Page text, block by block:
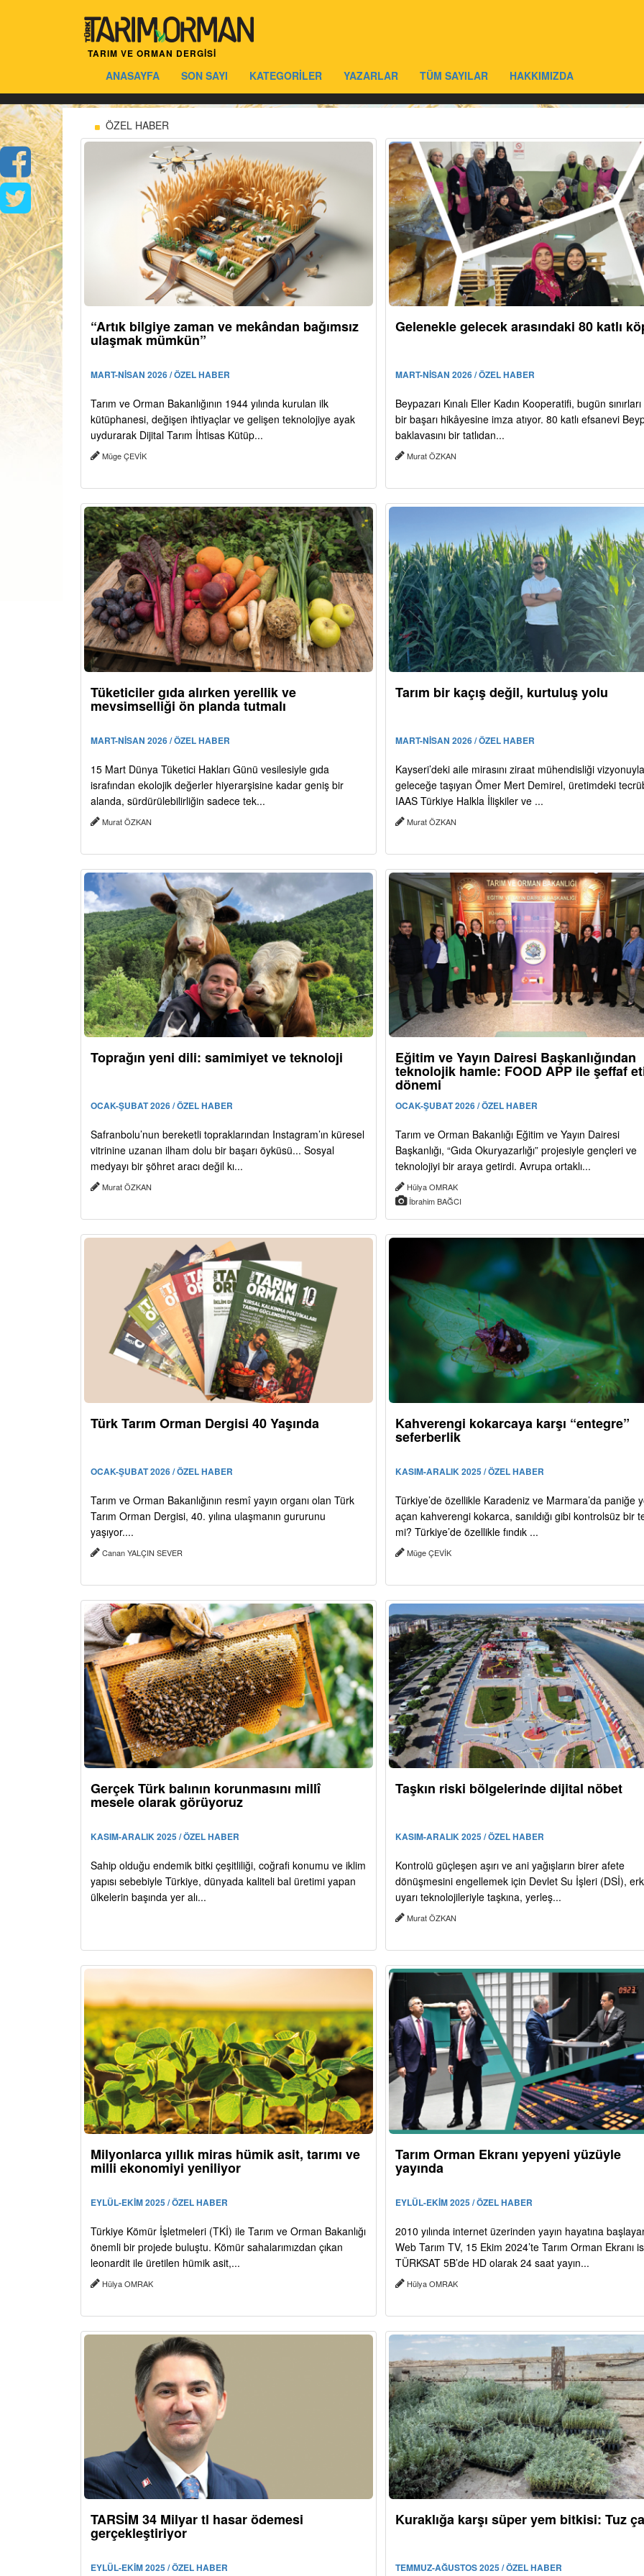
TARIM VE ORMAN DERGİSİ
ANASAYFA SON SAYI KATEGORİLER YAZARLAR TÜM SAYILAR HAKKIMIZDA
ÖZEL HABER
“Artık bilgiye zaman ve mekândan bağımsız
ulaşmak mümkün”
MART-NİSAN 2026 / ÖZEL HABER
Tarım ve Orman Bakanlığının 1944 yılında kurulan ilk
kütüphanesi, değişen ihtiyaçlar ve gelişen teknolojiye ayak
uydurarak Dijital Tarım İhtisas Kütüp...
Müge ÇEVİK
Gelenekle gelecek arasındaki 80 katlı
MART-NİSAN 2026 / ÖZEL HABER
Beypazarı Kınalı Eller Kadın Kooperatifi, bugün
bir başarı hikâyesine imza atıyor. 80 katlı efsanevi
baklavasını bir tatlıdan...
Murat ÖZKAN
Tüketiciler gıda alırken yerellik ve
mevsimselliği ön planda tutmalı
MART-NİSAN 2026 / ÖZEL HABER
15 Mart Dünya Tüketici Hakları Günü vesilesiyle gıda
israfından ekolojik değerler hiyerarşisine kadar geniş bir
alanda, sürdürülebilirliğin sadece tek...
Murat ÖZKAN
Tarım bir kaçış değil, kurtuluş yolu
MART-NİSAN 2026 / ÖZEL HABER
Kayseri’deki aile mirasını ziraat mühendisliği vizyonuyla
geleceğe taşıyan Ömer Mert Demirel, üretimdeki
IAAS Türkiye Halkla İlişkiler ve ...
Murat ÖZKAN
Toprağın yeni dili: samimiyet ve teknoloji
OCAK-ŞUBAT 2026 / ÖZEL HABER
Safranbolu’nun bereketli topraklarından Instagram’ın küresel
vitrinine uzanan ilham dolu bir başarı öyküsü... Sosyal
medyayı bir şöhret aracı değil kı...
Murat ÖZKAN
Eğitim ve Yayın Dairesi Başkanlığından
teknolojik hamle: FOOD APP ile şeffaf
dönemi
OCAK-ŞUBAT 2026 / ÖZEL HABER
Tarım ve Orman Bakanlığı Eğitim ve Yayın Dairesi
Başkanlığı, “Gıda Okuryazarlığı” projesiyle gençleri ve
teknolojiyi bir araya getirdi. Avrupa ortaklı...
Hülya OMRAK
İbrahim BAĞCI
Türk Tarım Orman Dergisi 40 Yaşında
OCAK-ŞUBAT 2026 / ÖZEL HABER
Tarım ve Orman Bakanlığının resmî yayın organı olan Türk
Tarım Orman Dergisi, 40. yılına ulaşmanın gururunu
yaşıyor....
Canan YALÇIN SEVER
Kahverengi kokarcaya karşı “entegre”
seferberlik
KASIM-ARALIK 2025 / ÖZEL HABER
Türkiye’de özellikle Karadeniz ve Marmara’da paniğe
açan kahverengi kokarca, sanıldığı gibi kontrolsüz bir
mi? Türkiye’de özellikle fındık ...
Müge ÇEVİK
Gerçek Türk balının korunmasını millî
mesele olarak görüyoruz
KASIM-ARALIK 2025 / ÖZEL HABER
Sahip olduğu endemik bitki çeşitliliği, coğrafi konumu ve iklim
yapısı sebebiyle Türkiye, dünyada kaliteli bal üretimi yapan
ülkelerin başında yer alı...
Taşkın riski bölgelerinde dijital nöbet
KASIM-ARALIK 2025 / ÖZEL HABER
Kontrolü güçleşen aşırı ve ani yağışların birer afete
dönüşmesini engellemek için Devlet Su İşleri (DSİ),
uyarı teknolojileriyle taşkına, yerleş...
Murat ÖZKAN
Milyonlarca yıllık miras hümik asit, tarımı ve
milli ekonomiyi yeniliyor
EYLÜL-EKİM 2025 / ÖZEL HABER
Türkiye Kömür İşletmeleri (TKİ) ile Tarım ve Orman Bakanlığı
önemli bir projede buluştu. Kömür sahalarımızdan çıkan
leonardit ile üretilen hümik asit,...
Hülya OMRAK
Tarım Orman Ekranı yepyeni yüzüyle
yayında
EYLÜL-EKİM 2025 / ÖZEL HABER
2010 yılında internet üzerinden yayın hayatına
Web Tarım TV, 15 Ekim 2024’te Tarım Orman Ekranı
TÜRKSAT 5B’de HD olarak 24 saat yayın...
Hülya OMRAK
TARSİM 34 Milyar tl hasar ödemesi
gerçekleştiriyor
EYLÜL-EKİM 2025 / ÖZEL HABER
Kuraklığa karşı süper yem bitkisi: Tuz
TEMMUZ-AĞUSTOS 2025 / ÖZEL HABER